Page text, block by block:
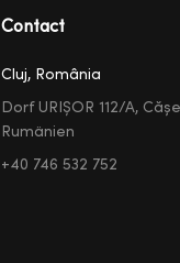
Contact
Cluj, România
Dorf URIȘOR 112/A,
Rumänien
+40 746 532 752